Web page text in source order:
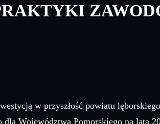
w przyszłość powiatu
Województwa Pomorskiego na lata